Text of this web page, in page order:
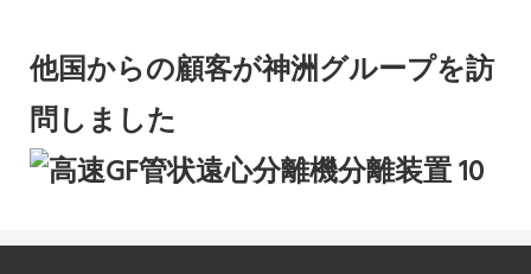
他国からの顧客が神洲グループを訪
問しました